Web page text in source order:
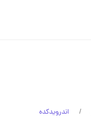
اندرویدکده